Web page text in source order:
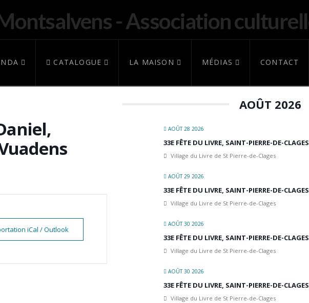
CATALOGUE LA MAISON MÉDIAS CONTACT
iCal / Outlook
AOÛT 2026
AOÛT 28 2026
33E FÊTE DU LIVRE, SAINT-PIERRE-DE-CLAGES
Village du Livre de St Pierre-de-Clages
AOÛT 29 2026
33E FÊTE DU LIVRE, SAINT-PIERRE-DE-CLAGES
Village du Livre de St Pierre-de-Clages
AOÛT 30 2026
33E FÊTE DU LIVRE, SAINT-PIERRE-DE-CLAGES
Village du Livre de St Pierre-de-Clages
AOÛT 30 2026
33E FÊTE DU LIVRE, SAINT-PIERRE-DE-CLAGES
Village du Livre de St Pierre-de-Clages